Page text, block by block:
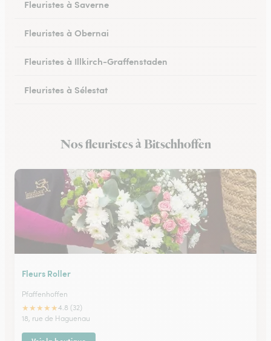
Fleuristes à Saverne
Fleuristes à Obernai
Fleuristes à Illkirch-Graffenstaden
Fleuristes à Sélestat
Fleuristes à Lingolsheim
Nos fleuristes à Bitschhoffen
Fleurs Roller
Pfaffenhoffen
★★★★★4.8 (32)
18, rue de Haguenau